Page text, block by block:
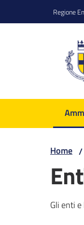
Regione
Home /
Gli enti